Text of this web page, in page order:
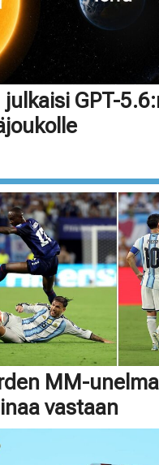
julkaisi GPT-
MM-
vastaan